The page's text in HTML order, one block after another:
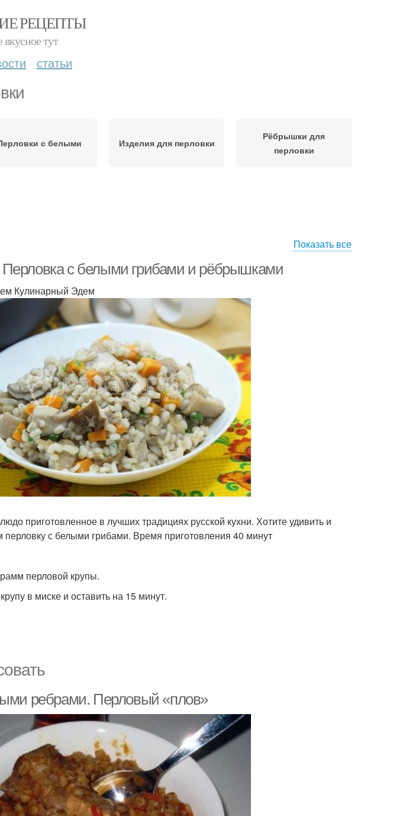
РЕЦЕПТЫ
вкусное тут
статьи
с белыми Изделия для перловки
Рёбрышки для
перловки
Показать все
с белыми грибами и рёбрышками
Кулинарный Эдем
приготовленное в лучших традициях русской кухни. Хотите удивить и
перловку с белыми грибами. Время приготовления 40 минут
перловой крупы.
в миске и оставить на 15 минут.
ребрами. Перловый «плов»